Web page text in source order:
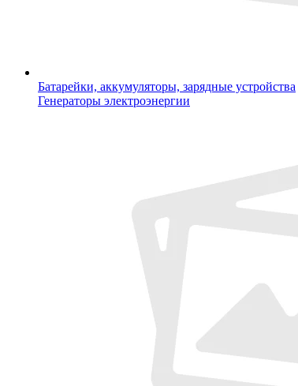
Батарейки, аккумуляторы, зарядные устройства
Генераторы электроэнергии